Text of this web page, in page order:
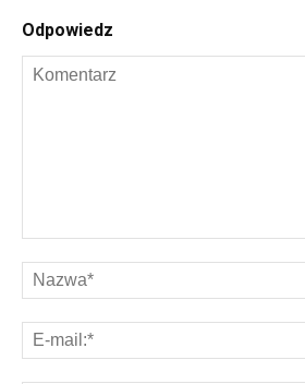
Odpowiedz